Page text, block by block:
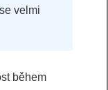
velmi
během